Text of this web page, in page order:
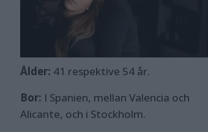
Ålder: 41 respektive 54 år.
Bor: I Spanien, mellan Valencia och
Alicante, och i Stockholm.